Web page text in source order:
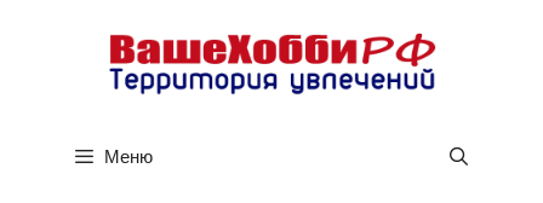
содержимому
Меню